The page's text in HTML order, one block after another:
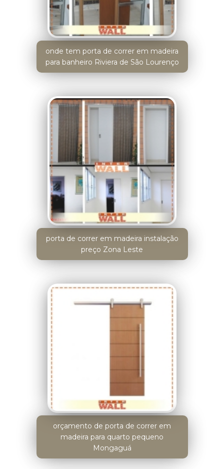
onde tem porta de correr em madeira
para banheiro Riviera de São Lourenço
porta de correr em madeira instalação
preço Zona Leste
orçamento de porta de correr em
madeira para quarto pequeno
Mongaguá